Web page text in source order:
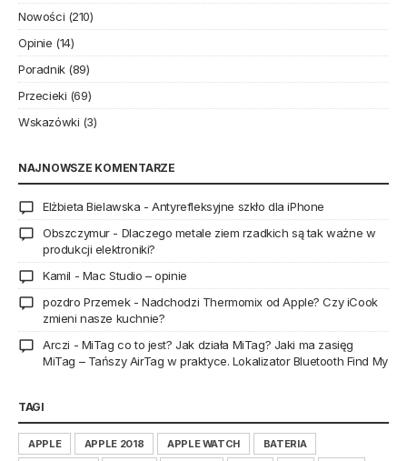
Nowości (210)
Opinie (14)
Poradnik(89)
Przecieki (69)
Wskazówki (3)
NAJNOWSZE KOMENTARZE
Elżbieta Bielawska -Antyrefleksyjne szkło dla iPhone
Obszczymur- Dlaczego metale ziem rzadkich są tak ważne w
produkcji elektroniki?
Kamil - Mac Studio – opinie
pozdro Przemek- Nadchodzi Thermomix od Apple? Czy iCook
zmieni nasze kuchnie?
Arczi - MiTag co to jest? Jak działa MiTag? Jaki ma zasięg
MiTag – Tańszy AirTag w praktyce. Lokalizator Bluetooth Find My
TAGI
APPLE APPLE 2018 APPLE WATCH
BATERIA